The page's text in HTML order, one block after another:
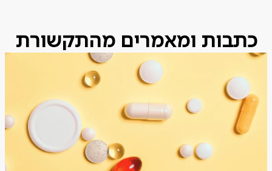
כתבות ומאמרים מהתקשורת